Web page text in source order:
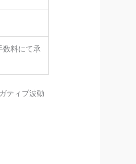
数料にて承
ティブ波動